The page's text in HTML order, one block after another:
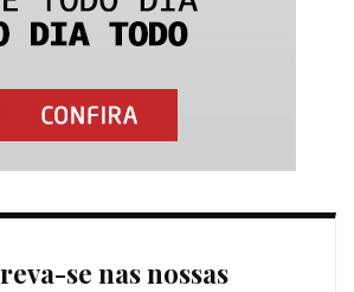
se nas nossas